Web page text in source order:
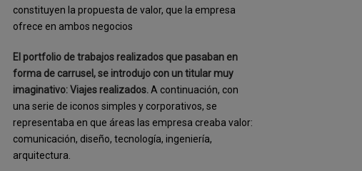
constituyen la propuesta de valor, que la empresa
ofrece en ambos negocios
El portfolio de trabajos realizados que pasaban en
forma de carrusel, se introdujo con un titular muy
imaginativo: Viajes realizados. A continuación, con
una serie de iconos simples y corporativos, se
representaba en que áreas las empresa creaba valor:
comunicación, diseño, tecnología, ingeniería,
arquitectura.